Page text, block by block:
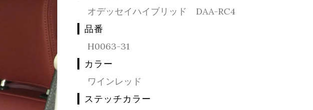
オデッセイハイブリッド DAA-RC4
品番
H0063-31
カラー
ワインレッド
ステッチカラー